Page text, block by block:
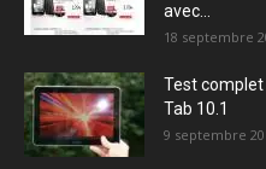
avec...
18 septembre
Test
Tab 10.1
9 septembre